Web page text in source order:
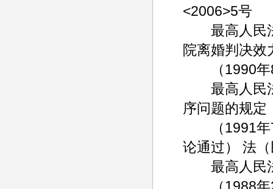
<2006>5号
最高人民法
院离婚判决效
（1990年8
最高人民法
序问题的规定
（1991年7
论通过） 法
最高人民法
（1988年2